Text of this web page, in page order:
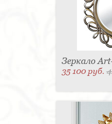
Зеркало
35 100 руб.